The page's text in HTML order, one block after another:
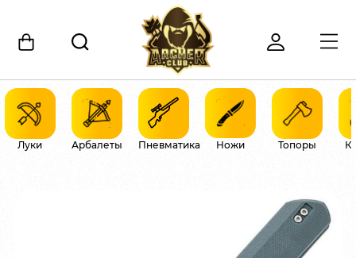
Луки Арбалеты Пневматика Ножи Топоры